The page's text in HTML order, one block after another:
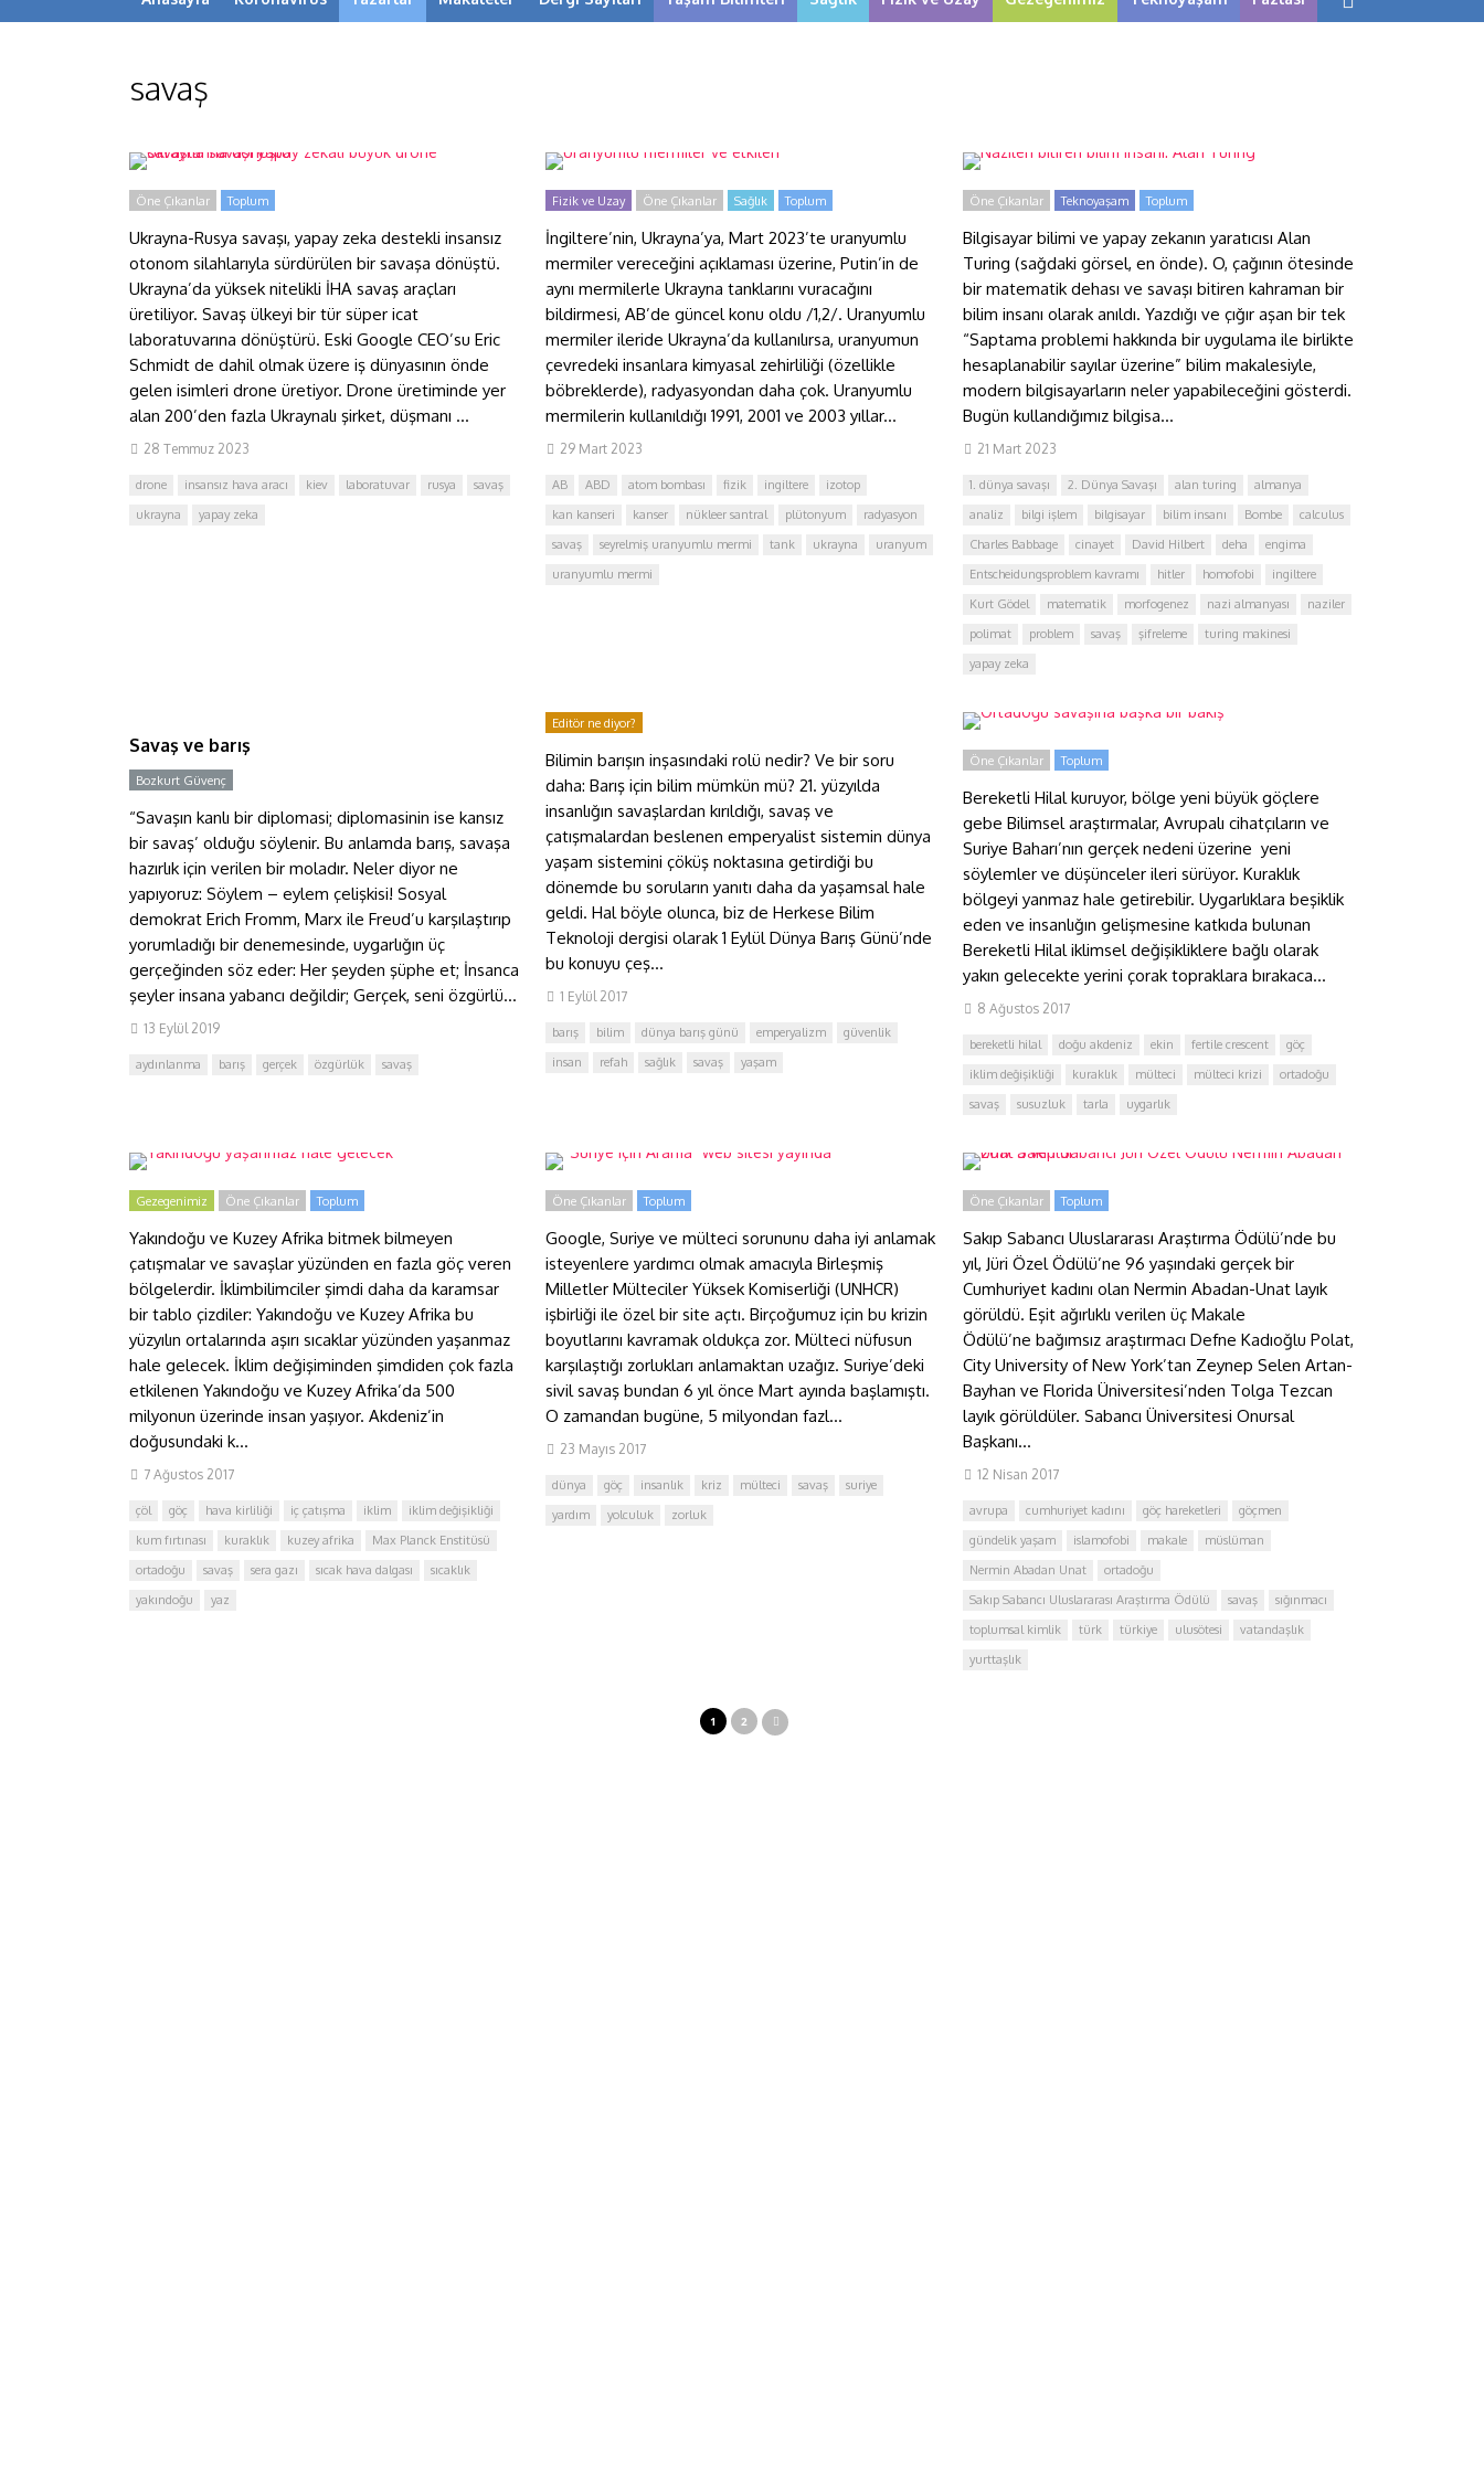
savaş
Ukrayna savaşı yapay zekalı
büyük drone savaşlarına
Öne Çıkanlar Toplum
Ukrayna-Rusya savaşı, yapay zeka destekli insansız
otonom silahlarıyla sürdürülen bir savaşa dönüştü.
Ukrayna’da yüksek nitelikli İHA savaş araçları
üretiliyor. Savaş ülkeyi bir tür süper icat
laboratuvarına dönüştürü. Eski Google CEO’su Eric
Schmidt de dahil olmak üzere iş dünyasının önde
gelen isimleri drone üretiyor. Drone üretiminde yer
alan 200’den fazla Ukraynalı şirket, düşmanı ...
28 Temmuz 2023
drone insansız hava aracı kiev laboratuvar rusya
savaş
ukrayna
yapay zeka
Fizik ve Uzay Öne Çıkanlar Sağlık Toplum
İngiltere’nin, Ukrayna’ya, Mart 2023’te uranyumlu
mermiler vereceğini açıklaması üzerine, Putin’in de
aynı mermilerle Ukrayna tanklarını vuracağını
bildirmesi, AB’de güncel konu oldu /1,2/. Uranyumlu
mermiler ileride Ukrayna’da kullanılırsa, uranyumun
çevredeki insanlara kimyasal zehirliliği (özellikle
böbreklerde), radyasyondan daha çok. Uranyumlu
mermilerin kullanıldığı 1991, 2001 ve 2003 yıllar...
29 Mart 2023
AB ABD atom bombası fizik ingiltere
izotop
kan kanseri
kanser nükleer santral plütonyum
radyasyon
savaş
seyrelmiş uranyumlu mermi tank ukrayna
uranyum
uranyumlu mermi
Öne Çıkanlar Teknoyaşam Toplum
Bilgisayar bilimi ve yapay zekanın yaratıcısı Alan
Turing (sağdaki görsel, en önde). O, çağının ötesinde
bir matematik dehası ve savaşı bitiren kahraman bir
bilim insanı olarak anıldı. Yazdığı ve çığır aşan bir tek
“Saptama problemi hakkında bir uygulama ile birlikte
hesaplanabilir sayılar üzerine” bilim makalesiyle,
modern bilgisayarların neler yapabileceğini gösterdi.
Bugün kullandığımız bilgisa...
21 Mart 2023
1. dünya savaşı 2. Dünya Savaşı alan turing
almanya
analiz
bilgi işlem bilgisayar bilim insanı Bombe
calculus
Charles Babbage
cinayet David Hilbert deha
engima
Entscheidungsproblem kavramı
hitler homofobi
ingiltere
Kurt Gödel
matematik morfogenez nazi almanyası
naziler
polimat
problem savaş şifreleme
turing makinesi
yapay zeka
Savaş ve barış
Bozkurt Güvenç
“Savaşın kanlı bir diplomasi; diplomasinin ise kansız
bir savaş’ olduğu söylenir. Bu anlamda barış, savaşa
hazırlık için verilen bir moladır. Neler diyor ne
yapıyoruz: Söylem – eylem çelişkisi! Sosyal
demokrat Erich Fromm, Marx ile Freud’u karşılaştırıp
yorumladığı bir denemesinde, uygarlığın üç
gerçeğinden söz eder: Her şeyden şüphe et; İnsanca
şeyler insana yabancı değildir; Gerçek, seni özgürlü...
13 Eylül 2019
aydınlanma barış gerçek özgürlük savaş
Editör ne diyor?
Bilimin barışın inşasındaki rolü nedir? Ve bir soru
daha: Barış için bilim mümkün mü? 21. yüzyılda
insanlığın savaşlardan kırıldığı, savaş ve
çatışmalardan beslenen emperyalist sistemin dünya
yaşam sistemini çöküş noktasına getirdiği bu
dönemde bu soruların yanıtı daha da yaşamsal hale
geldi. Hal böyle olunca, biz de Herkese Bilim
Teknoloji dergisi olarak 1 Eylül Dünya Barış Günü’nde
bu konuyu çeş...
1 Eylül 2017
barış bilim dünya barış günü emperyalizm
güvenlik
insan
refah sağlık savaş yaşam
Ortadoğu savaşına başka bir
Öne Çıkanlar Toplum
Bereketli Hilal kuruyor, bölge yeni büyük göçlere
gebe Bilimsel araştırmalar, Avrupalı cihatçıların ve
Suriye Baharı’nın gerçek nedeni üzerine yeni
söylemler ve düşünceler ileri sürüyor. Kuraklık
bölgeyi yanmaz hale getirebilir. Uygarlıklara beşiklik
eden ve insanlığın gelişmesine katkıda bulunan
Bereketli Hilal iklimsel değişikliklere bağlı olarak
yakın gelecekte yerini çorak topraklara bırakaca...
8 Ağustos 2017
bereketli hilal doğu akdeniz ekin fertile crescent
göç
iklim değişikliği
kuraklık mülteci mülteci krizi
ortadoğu
savaş
susuzluk tarla uygarlık
Gezegenimiz Öne Çıkanlar Toplum
Yakındoğu ve Kuzey Afrika bitmek bilmeyen
çatışmalar ve savaşlar yüzünden en fazla göç veren
bölgelerdir. İklimbilimciler şimdi daha da karamsar
bir tablo çizdiler: Yakındoğu ve Kuzey Afrika bu
yüzyılın ortalarında aşırı sıcaklar yüzünden yaşanmaz
hale gelecek. İklim değişiminden şimdiden çok fazla
etkilenen Yakındoğu ve Kuzey Afrika’da 500
milyonun üzerinde insan yaşıyor. Akdeniz’in
doğusundaki k...
7 Ağustos 2017
çöl göç hava kirliliği iç çatışma iklim
iklim değişikliği
kum fırtınası
kuraklık kuzey afrika
Max Planck Enstitüsü
ortadoğu
savaş sera gazı sıcak hava dalgası
sıcaklık
yakındoğu
yaz
Öne Çıkanlar Toplum
Google, Suriye ve mülteci sorununu daha iyi anlamak
isteyenlere yardımcı olmak amacıyla Birleşmiş
Milletler Mülteciler Yüksek Komiserliği (UNHCR)
işbirliği ile özel bir site açtı. Birçoğumuz için bu krizin
boyutlarını kavramak oldukça zor. Mülteci nüfusun
karşılaştığı zorlukları anlamaktan uzağız. Suriye’deki
sivil savaş bundan 6 yıl önce Mart ayında başlamıştı.
O zamandan bugüne, 5 milyondan fazl...
23 Mayıs 2017
dünya göç insanlık kriz mülteci savaş
suriye
yardım
yolculuk zorluk
2017 Sakıp Sabancı Jüri Özel
Ödülü Nermin Abadan Unat’a
Öne Çıkanlar Toplum
Sakıp Sabancı Uluslararası Araştırma Ödülü’nde bu
yıl, Jüri Özel Ödülü’ne 96 yaşındaki gerçek bir
Cumhuriyet kadını olan Nermin Abadan-Unat layık
görüldü. Eşit ağırlıklı verilen üç Makale
Ödülü’ne bağımsız araştırmacı Defne Kadıoğlu Polat,
City University of New York’tan Zeynep Selen Artan-
Bayhan ve Florida Üniversitesi’nden Tolga Tezcan
layık görüldüler. Sabancı Üniversitesi Onursal
Başkanı...
12 Nisan 2017
avrupa cumhuriyet kadını göç hareketleri
göçmen
gündelik yaşam
islamofobi makale
müslüman
Nermin Abadan Unat
ortadoğu
Sakıp Sabancı Uluslararası Araştırma Ödülü
savaş
sığınmacı
toplumsal kimlik
türk türkiye ulusötesi
vatandaşlık
yurttaşlık
1 2